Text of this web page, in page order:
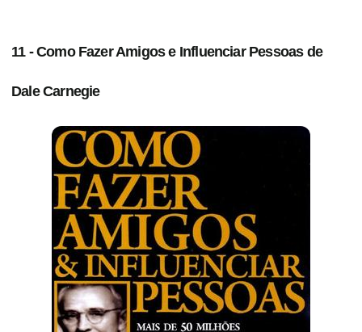
11 - Como Fazer Amigos e Influenciar Pessoas de
Dale Carnegie